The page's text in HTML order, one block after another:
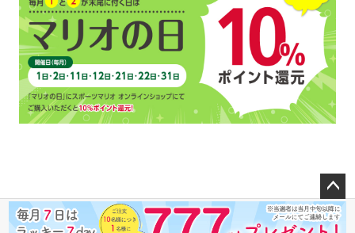
ペー
ジト